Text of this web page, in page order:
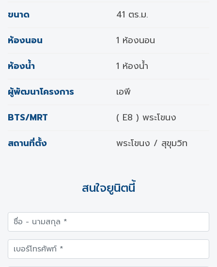
ขนาด
41 ตร.ม.
ห้องนอน
1 ห้องนอน
ห้องน้ำ
1 ห้องน้ำ
ผู้พัฒนาโครงการ
เอพี
BTS/MRT
( E8 ) พระโขนง
สถานที่ตั้ง
พระโขนง / สุขุมวิท
สนใจยูนิตนี้